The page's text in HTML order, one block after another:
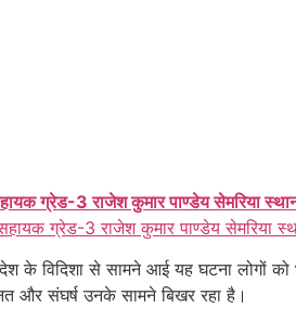
ग्रेड-3 राजेश कुमार पाण्डेय सेमरिया
ग्रेड-3 राजेश कुमार पाण्डेय सेमरिया
के विदिशा से सामने आई यह घटना लोगों
और संघर्ष उनके सामने बिखर रहा है।